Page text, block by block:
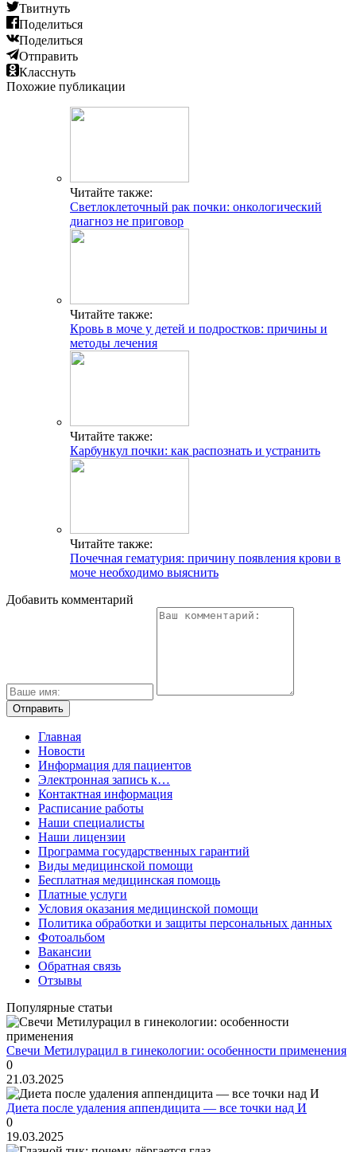
Твитнуть
Поделиться
Поделиться
Отправить
Класснуть
Похожие публикации
Читайте также:
Светлоклеточный рак почки: онкологический
диагноз не приговор
Читайте также:
Кровь в моче у детей и подростков: причины и
методы лечения
Читайте также:
Карбункул почки: как распознать и устранить
Читайте также:
Почечная гематурия: причину появления крови в
моче необходимо выяснить
Добавить комментарий
Главная
Новости
Информация для пациентов
Электронная запись к…
Контактная информация
Расписание работы
Наши специалисты
Наши лицензии
Программа государственных гарантий
Виды медицинской помощи
Бесплатная медицинская помощь
Платные услуги
Условия оказания медицинской помощи
Политика обработки и защиты персональных данных
Фотоальбом
Вакансии
Обратная связь
Отзывы
Популярные статьи
Свечи Метилурацил в гинекологии: особенности применения
0
21.03.2025
Диета после удаления аппендицита — все точки над И
0
19.03.2025